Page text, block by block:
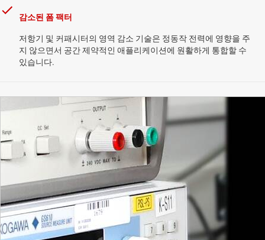
감소된 폼 팩터
저항기 및 커패시터의 영역 감소 기술은 정동작 전력에 영향을 주
지 않으면서 공간 제약적인 애플리케이션에 원활하게 통합할 수
있습니다.